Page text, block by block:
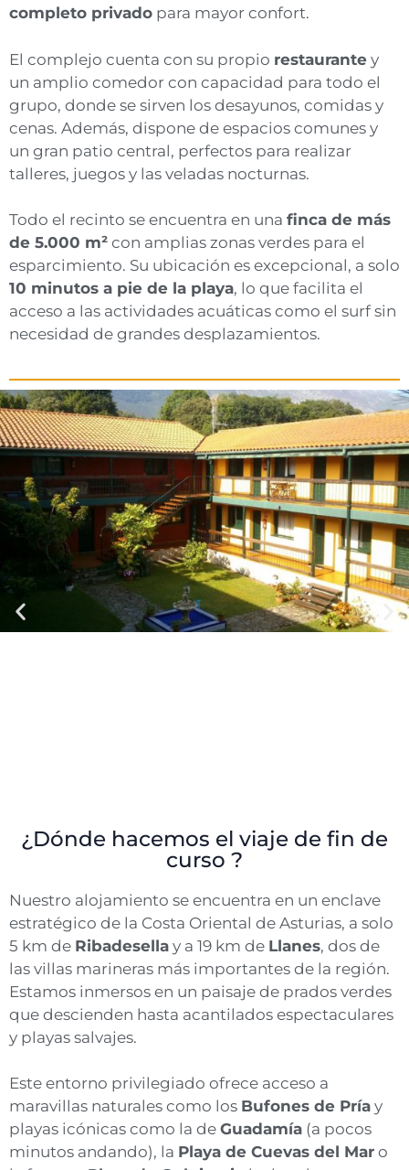
completo privado para mayor confort.
El complejo cuenta con su propio restaurante y
un amplio comedor con capacidad para todo el
grupo, donde se sirven los desayunos, comidas y
cenas. Además, dispone de espacios comunes y
un gran patio central, perfectos para realizar
talleres, juegos y las veladas nocturnas.
Todo el recinto se encuentra en una finca de más
de 5.000 m² con amplias zonas verdes para el
esparcimiento. Su ubicación es excepcional, a solo
10 minutos a pie de la playa, lo que facilita el
acceso a las actividades acuáticas como el surf sin
necesidad de grandes desplazamientos.
¿Dónde hacemos el viaje de fin de
curso ?
Nuestro alojamiento se encuentra en un enclave
estratégico de la Costa Oriental de Asturias, a solo
5 km de Ribadesella y a 19 km de Llanes, dos de
las villas marineras más importantes de la región.
Estamos inmersos en un paisaje de prados verdes
que descienden hasta acantilados espectaculares
y playas salvajes.
Este entorno privilegiado ofrece acceso a
maravillas naturales como los Bufones de Pría y
playas icónicas como la de Guadamía (a pocos
minutos andando), la Playa de Cuevas del Mar o